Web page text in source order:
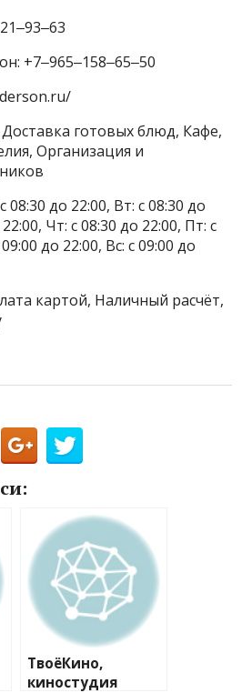
+7‒965‒158‒65‒50
готовых блюд, Кафе,
Организация и
до 22:00, Вт: с 08:30 до
Чт: с 08:30 до 22:00, Пт: с
до 22:00, Вс: с 09:00 до
картой, Наличный расчёт,
ТвоёКино,
киностудия